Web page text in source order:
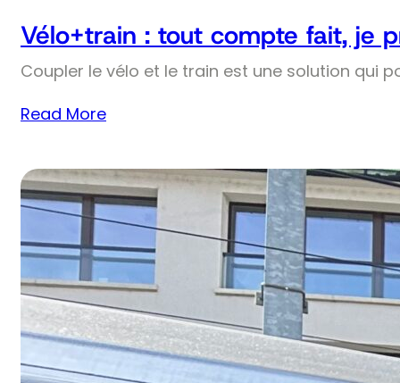
Vélo+train : tout compte fait, je
Coupler le vélo et le train est une solution qui
Read More